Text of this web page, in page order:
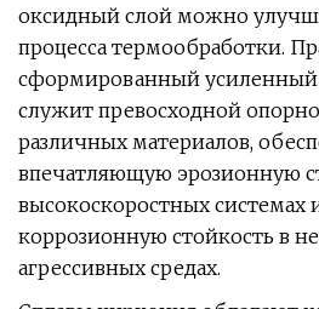
оксидный слой можно
процесса термообработки.
сформированный
служит превосходной
различных материалов,
впечатляющую эрозионную
высокоскоростных
коррозионную стойкость в
агрессивных средах.